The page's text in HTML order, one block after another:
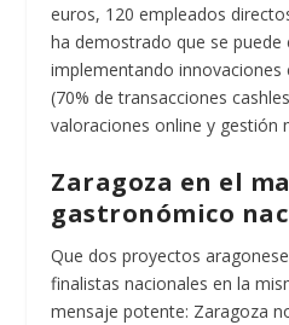
euros, 120 empleados
ha demostrado que se puede
implementando
(70% de transacciones
valoraciones online y gestión
Zaragoza en el
gastronómico
Que dos proyectos
finalistas nacionales en la
mensaje potente: Zaragoza